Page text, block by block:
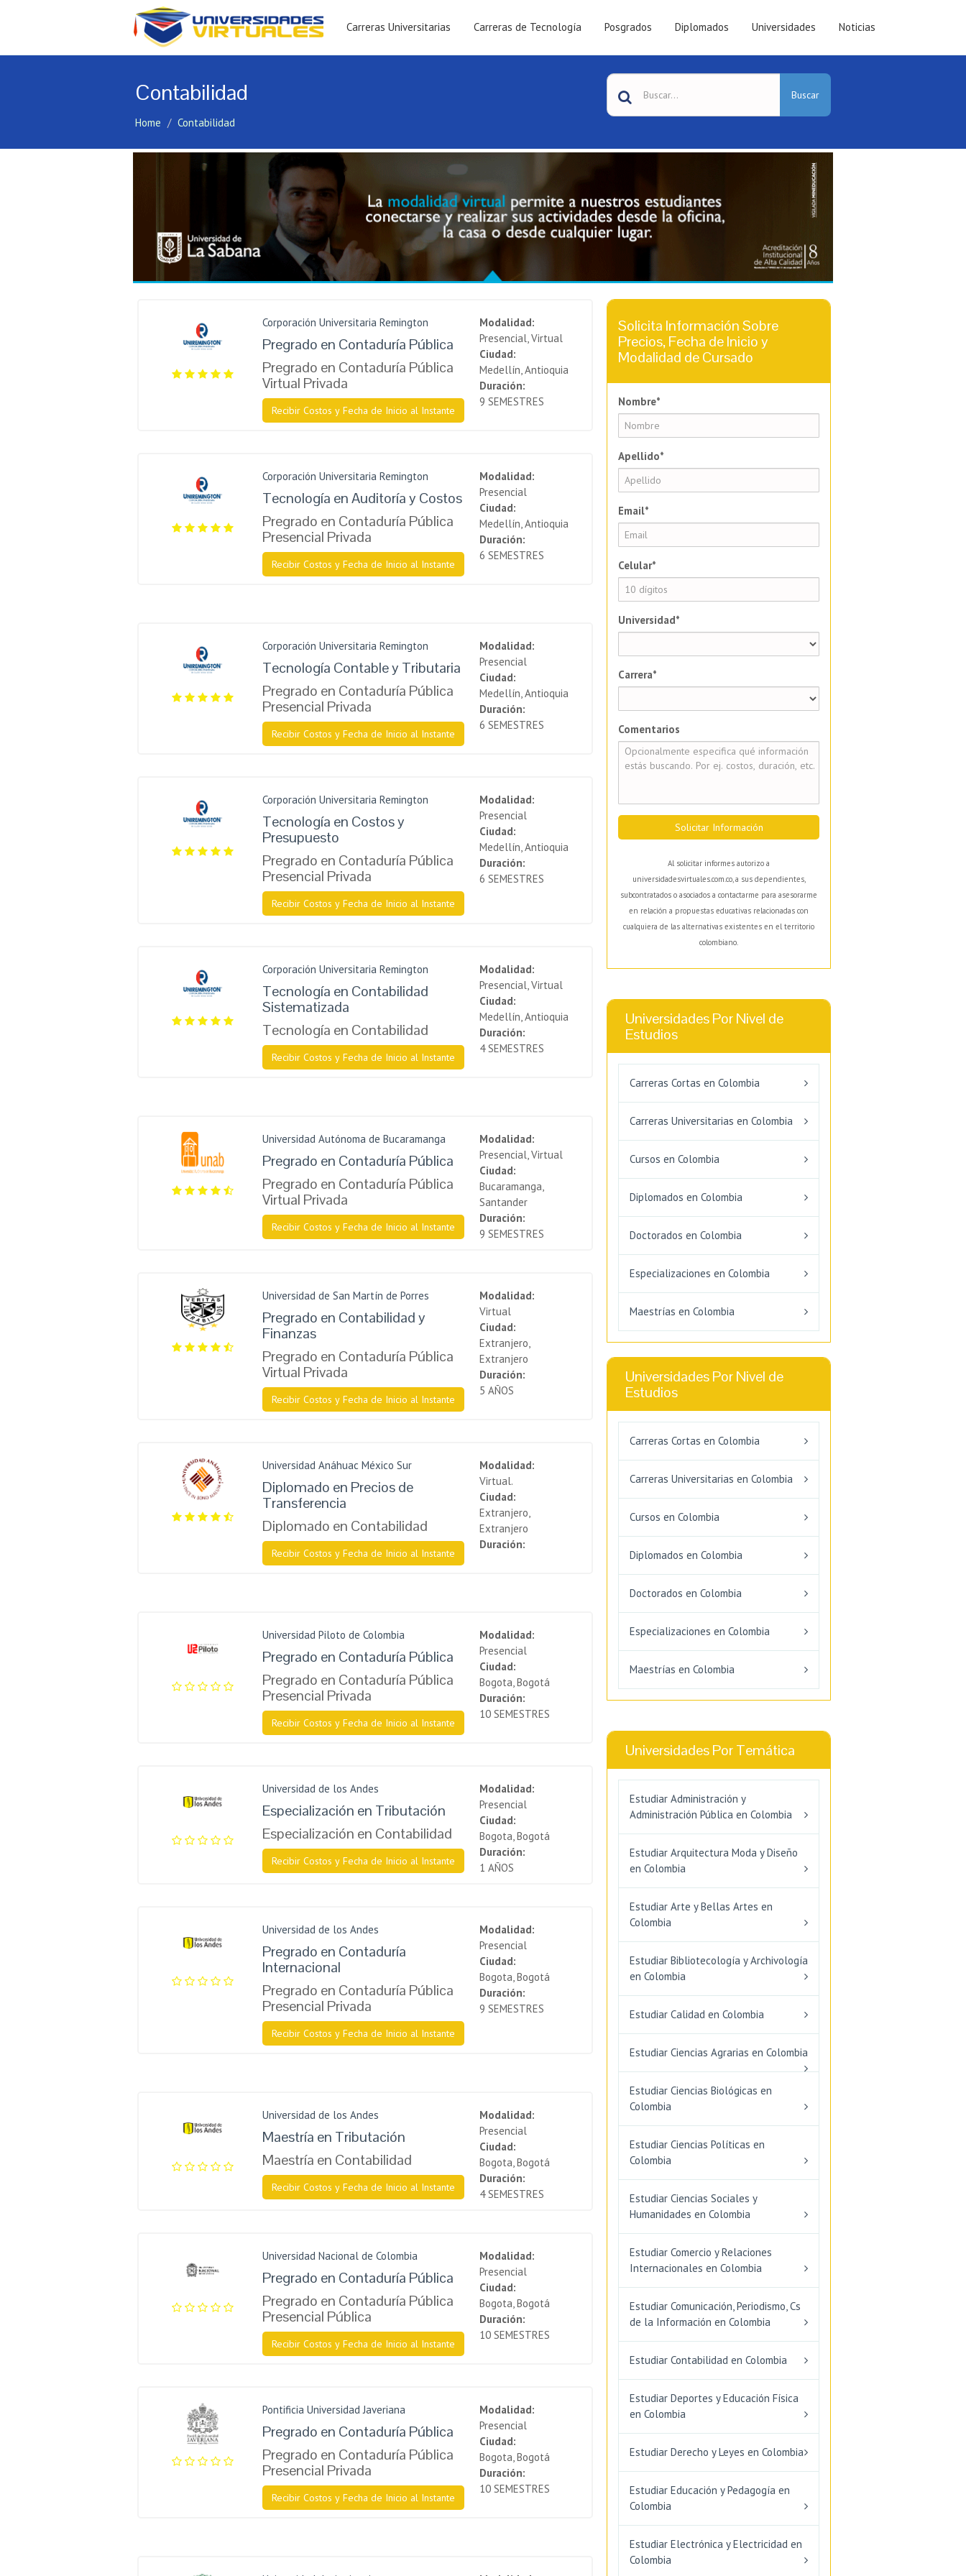
Carreras Universitarias Carreras de Tecnología Posgrados Diplomados Universidades Noticias
Contabilidad
Home Contabilidad
Buscar
Corporación Universitaria Remington
Pregrado en Contaduría Pública
Pregrado en Contaduría Pública
Virtual Privada
Recibir Costos y Fecha de Inicio al Instante
Modalidad:
Presencial, Virtual
Ciudad:
Medellín, Antioquia
Duración:
9 SEMESTRES
Corporación Universitaria Remington
Tecnología en Auditoría y Costos
Pregrado en Contaduría Pública
Presencial Privada
Recibir Costos y Fecha de Inicio al Instante
Modalidad:
Presencial
Ciudad:
Medellín, Antioquia
Duración:
6 SEMESTRES
Corporación Universitaria Remington
Tecnología Contable y Tributaria
Pregrado en Contaduría Pública
Presencial Privada
Recibir Costos y Fecha de Inicio al Instante
Modalidad:
Presencial
Ciudad:
Medellín, Antioquia
Duración:
6 SEMESTRES
Corporación Universitaria Remington
Tecnología en Costos y
Presupuesto
Pregrado en Contaduría Pública
Presencial Privada
Recibir Costos y Fecha de Inicio al Instante
Modalidad:
Presencial
Ciudad:
Medellín, Antioquia
Duración:
6 SEMESTRES
Corporación Universitaria Remington
Tecnología en Contabilidad
Sistematizada
Tecnología en Contabilidad
Recibir Costos y Fecha de Inicio al Instante
Modalidad:
Presencial, Virtual
Ciudad:
Medellín, Antioquia
Duración:
4 SEMESTRES
Universidad Autónoma de Bucaramanga
Pregrado en Contaduría Pública
Pregrado en Contaduría Pública
Virtual Privada
Recibir Costos y Fecha de Inicio al Instante
Modalidad:
Presencial, Virtual
Ciudad:
Bucaramanga,
Santander
Duración:
9 SEMESTRES
Universidad de San Martín de Porres
Pregrado en Contabilidad y
Finanzas
Pregrado en Contaduría Pública
Virtual Privada
Recibir Costos y Fecha de Inicio al Instante
Modalidad:
Virtual
Ciudad:
Extranjero,
Extranjero
Duración:
5 AÑOS
Universidad Anáhuac México Sur
Diplomado en Precios de
Transferencia
Diplomado en Contabilidad
Recibir Costos y Fecha de Inicio al Instante
Modalidad:
Virtual.
Ciudad:
Extranjero,
Extranjero
Duración:
Universidad Piloto de Colombia
Pregrado en Contaduría Pública
Pregrado en Contaduría Pública
Presencial Privada
Recibir Costos y Fecha de Inicio al Instante
Modalidad:
Presencial
Ciudad:
Bogota, Bogotá
Duración:
10 SEMESTRES
Universidad de los Andes
Especialización en Tributación
Especialización en Contabilidad
Recibir Costos y Fecha de Inicio al Instante
Modalidad:
Presencial
Ciudad:
Bogota, Bogotá
Duración:
1 AÑOS
Universidad de los Andes
Pregrado en Contaduría
Internacional
Pregrado en Contaduría Pública
Presencial Privada
Recibir Costos y Fecha de Inicio al Instante
Modalidad:
Presencial
Ciudad:
Bogota, Bogotá
Duración:
9 SEMESTRES
Universidad de los Andes
Maestría en Tributación
Maestría en Contabilidad
Recibir Costos y Fecha de Inicio al Instante
Modalidad:
Presencial
Ciudad:
Bogota, Bogotá
Duración:
4 SEMESTRES
Universidad Nacional de Colombia
Pregrado en Contaduría Pública
Pregrado en Contaduría Pública
Presencial Pública
Recibir Costos y Fecha de Inicio al Instante
Modalidad:
Presencial
Ciudad:
Bogota, Bogotá
Duración:
10 SEMESTRES
Pontificia Universidad Javeriana
Pregrado en Contaduría Pública
Pregrado en Contaduría Pública
Presencial Privada
Recibir Costos y Fecha de Inicio al Instante
Modalidad:
Presencial
Ciudad:
Bogota, Bogotá
Duración:
10 SEMESTRES
Solicita Información Sobre
Precios, Fecha de Inicio y
Modalidad de Cursado
Nombre*
Apellido*
Email*
Celular*
Universidad*
Carrera*
Comentarios
Solicitar Información
Al solicitar informes autorizo a
universidadesvirtuales.com.co, a sus dependientes,
subcontratados o asociados a contactarme para asesorarme
en relación a propuestas educativas relacionadas con
cualquiera de las alternativas existentes en el territorio
colombiano.
Universidades Por Nivel de
Estudios
Carreras Cortas en Colombia
Carreras Universitarias en Colombia
Cursos en Colombia
Diplomados en Colombia
Doctorados en Colombia
Especializaciones en Colombia
Maestrías en Colombia
Universidades Por Nivel de
Estudios
Carreras Cortas en Colombia
Carreras Universitarias en Colombia
Cursos en Colombia
Diplomados en Colombia
Doctorados en Colombia
Especializaciones en Colombia
Maestrías en Colombia
Universidades Por Temática
Estudiar Administración y
Administración Pública en Colombia
Estudiar Arquitectura Moda y Diseño
en Colombia
Estudiar Arte y Bellas Artes en
Colombia
Estudiar Bibliotecología y Archivología
en Colombia
Estudiar Calidad en Colombia
Estudiar Ciencias Agrarias en Colombia
Estudiar Ciencias Biológicas en
Colombia
Estudiar Ciencias Políticas en
Colombia
Estudiar Ciencias Sociales y
Humanidades en Colombia
Estudiar Comercio y Relaciones
Internacionales en Colombia
Estudiar Comunicación, Periodismo, Cs
de la Información en Colombia
Estudiar Contabilidad en Colombia
Estudiar Deportes y Educación Física
en Colombia
Estudiar Derecho y Leyes en Colombia
Estudiar Educación y Pedagogía en
Colombia
Estudiar Electrónica y Electricidad en
Colombia